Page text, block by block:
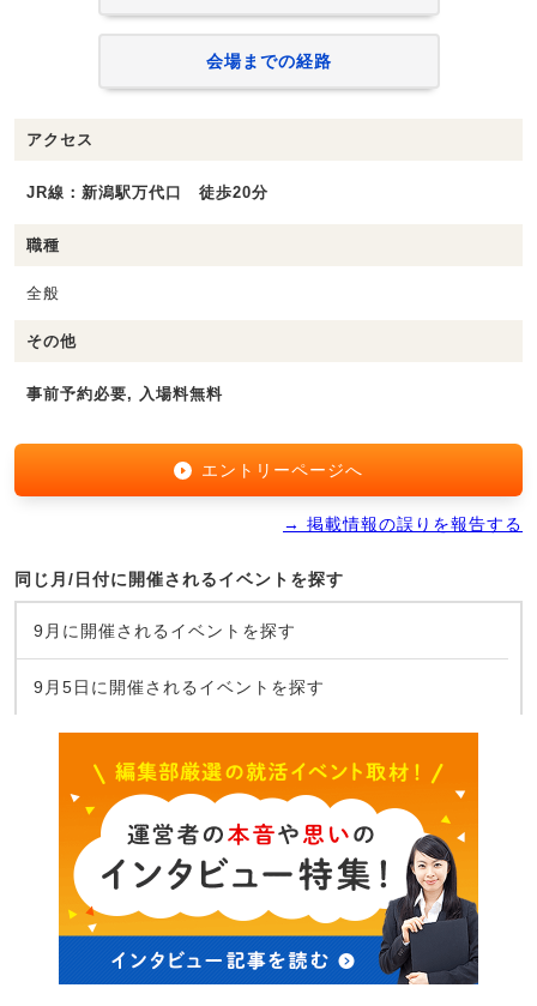
会場までの経路
アクセス
JR線：新潟駅万代口 徒歩20分
職種
全般
その他
事前予約必要, 入場料無料
エントリーページへ
→ 掲載情報の誤りを報告する
同じ月/日付に開催されるイベントを探す
9月に開催されるイベントを探す
9月5日に開催されるイベントを探す